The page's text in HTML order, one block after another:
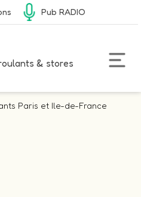
Pub RADIO
& stores
Paris et Ile-de-France